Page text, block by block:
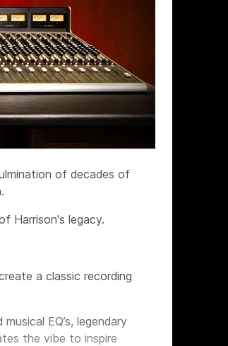
of decades of
Harrison's legacy.
a classic recording
EQ’s, legendary
the vibe to inspire